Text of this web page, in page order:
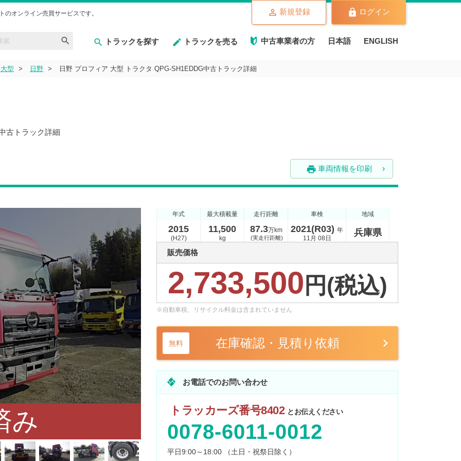
オンライン売買サービスです。
トラックを探す トラックを売る 中古車業者の方 日本語 ENGLISH
新規登録 ログイン
大型 日野 日野 プロフィア 大型 トラクタ QPG-SH1EDDG中古トラック詳細
古トラック詳細
print 車両情報を印刷
み
年式
2015
(H27)
最大積載量
11,500
kg
走行距離
87.3万km
(実走行距離)
車検
2021(R03) 年
11月 08日
地域
兵庫県
販売価格
2,733,500 円(税込)
※自動車税、リサイクル料金は含まれていません
無料 在庫確認・見積り依頼
お電話でのお問い合わせ
トラッカーズ番号8402 とお伝えください
0078-6011-0012
平日9:00～18:00 （土日・祝祭日除く）